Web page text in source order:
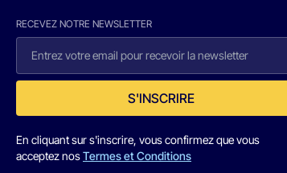
RECEVEZ NOTRE NEWSLETTER
S'INSCRIRE
En cliquant sur s'inscrire, vous confirmez que vous
acceptez nosTermes et Conditions